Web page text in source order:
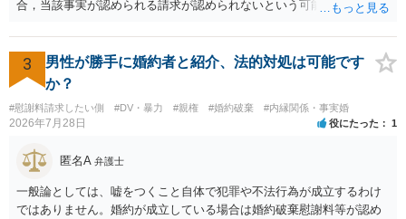
合，当該事実が認められる請求が認められないという可能性はあるで
3
男性が勝手に婚約者と紹介、法的対処は可能です
か？
#慰謝料請求したい側 #DV・暴力 #親権 #婚約破棄 #内縁関係・事実婚
2026年7月28日 役にたった 1
匿名A 弁護士
一般論としては、嘘をつくこと自体で犯罪や不法行為が成立するわけ
ではありません。婚約が成立している場合は婚約破棄慰謝料等が認め